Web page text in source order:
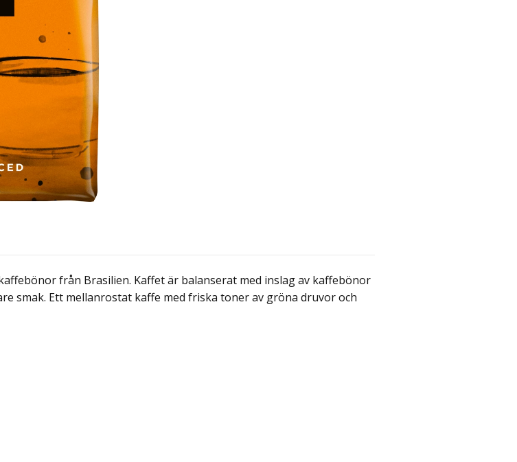
från Brasilien. Kaffet är balanserat med inslag av kaffebönor
smak. Ett mellanrostat kaffe med friska toner av gröna druvor och